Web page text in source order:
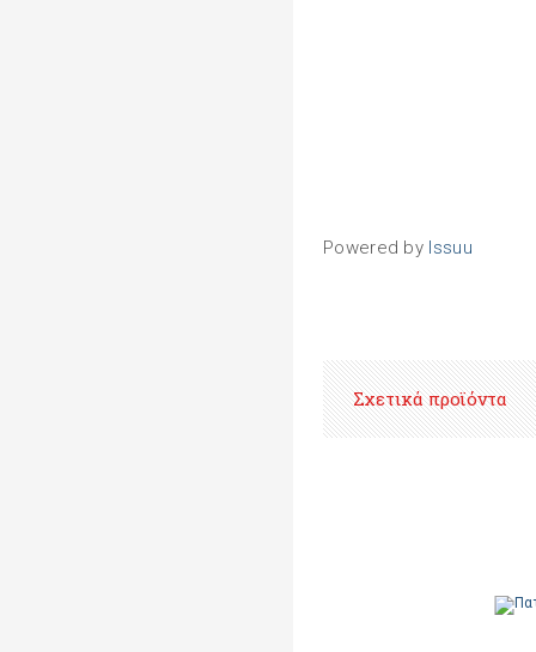
Powered by Issuu
Σχετικά προϊόντα